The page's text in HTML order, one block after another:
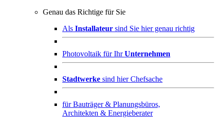
Genau das Richtige für Sie
Als Installateur sind Sie hier genau richtig
Photovoltaik für IhrUnternehmen
Stadtwerke sind hier Chefsache
fürBauträger & Planungsbüros,
Architekten & Energieberater